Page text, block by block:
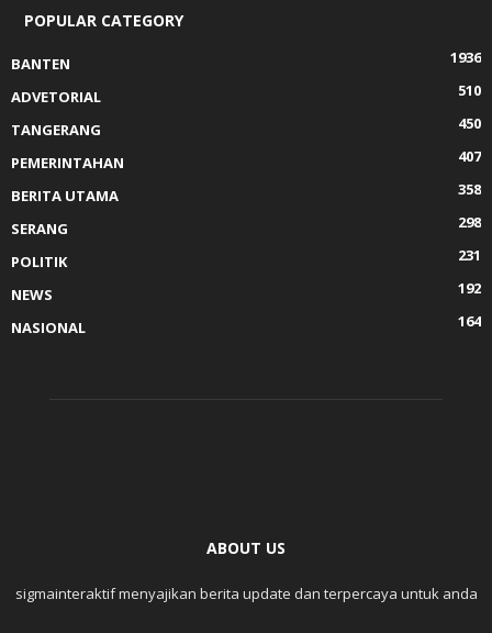
POPULAR CATEGORY
BANTEN
1936
ADVETORIAL
510
TANGERANG
450
PEMERINTAHAN
407
BERITA UTAMA
358
SERANG
298
POLITIK
231
NEWS
192
NASIONAL
164
ABOUT US
sigmainteraktif menyajikan berita update dan terpercaya untuk anda